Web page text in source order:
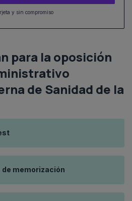
y sin compromiso
para la oposición
de Sanidad de la
memorización